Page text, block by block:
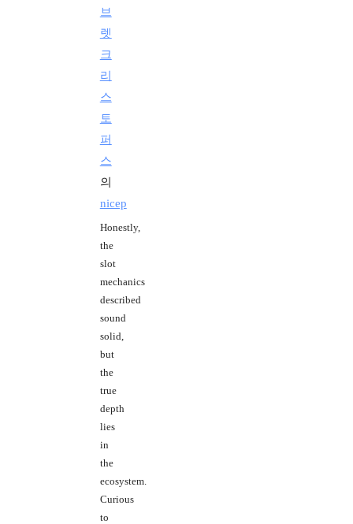
브
렛
크
리
스
토
퍼
스
의
nicep
Honestly,
the
slot
mechanics
described
sound
solid,
but
the
true
depth
lies
in
the
ecosystem.
Curious
to